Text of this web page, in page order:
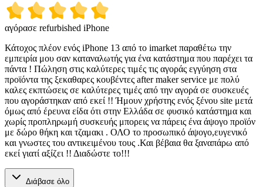
αγόρασε refurbished iPhone
Κάτοχος πλέον ενός iPhone 13 από το imarket παραθέτω την
εμπειρία μου σαν καταναλωτής για ένα κατάστημα που παρέχει τα
πάντα ! Πώληση στις καλύτερες τιμές τις αγοράς εγγύηση στα
προϊόντα της ξεκαθαρες κουβέντες after maker service με πολύ
καλες εκπτώσεις σε καλύτερες τιμές από την αγορά σε συσκευές
που αγοράστηκαν από εκεί !! Ήμουν χρήστης ενός ξένου site μετά
όμως από έρευνα είδα ότι στην Ελλάδα σε φυσικό κατάστημα και
χωρίς προπληρωμή συσκευής μπορεις να πάρεις ένα άψογο προϊόν
με δώρο θήκη και τζαμακι . ΟΛΟ το προσωπικό άψογο,ευγενικό
και γνωστες του αντικειμένου τους .Και βέβαια θα ξαναπάρω από
εκεί γιατί αξίζει !! Διαδώστε το!!!
Διάβασε όλο